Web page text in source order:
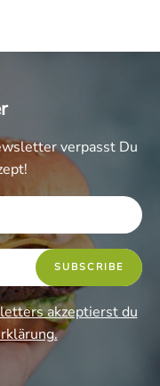
verpasst Du
akzeptierst du